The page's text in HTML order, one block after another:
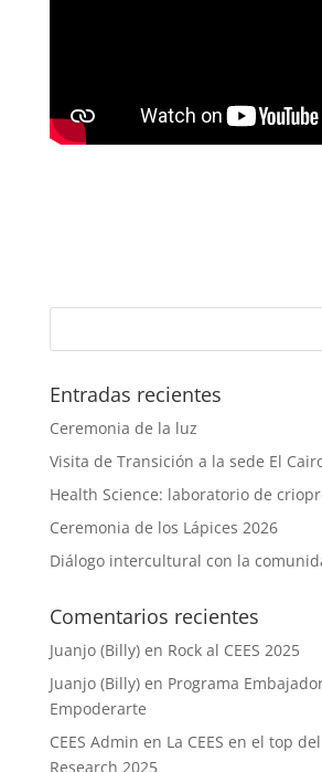
Entradas recientes
Ceremonia de la luz
Visita de Transición a la sede El
Health Science: laboratorio de
Ceremonia de los Lápices 2026
Diálogo intercultural con la
Comentarios recientes
Juanjo (Billy)en Rock al CEES 2025
Juanjo (Billy)en Programa
Empoderarte
CEES Admin en La CEES en el top
Research 2025